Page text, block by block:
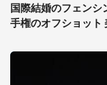
国際結婚のフェンシ
手権のオフショット